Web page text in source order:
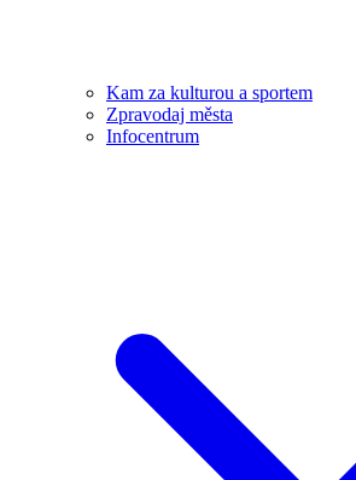
Kam za kulturou a sportem
Zpravodaj města
Infocentrum